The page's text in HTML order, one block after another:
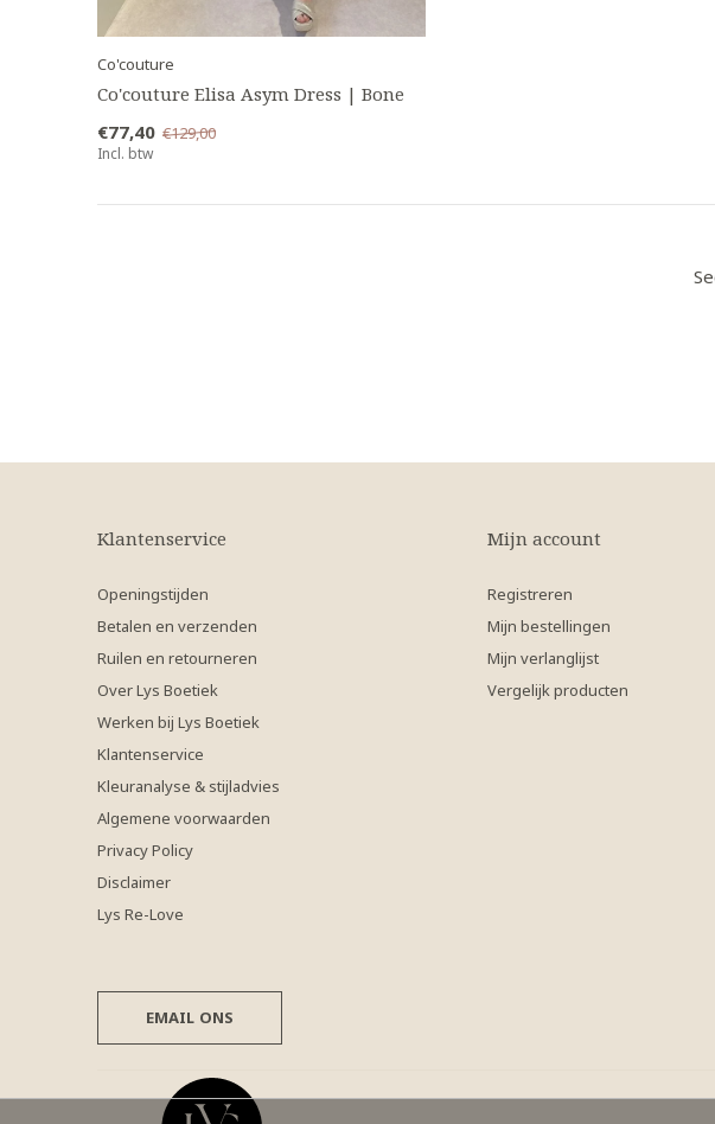
Co'couture
Co'couture Elisa Asym Dress | Bone
€77,40 €129,00
Incl. btw
Klantenservice
Openingstijden
Betalen en verzenden
Ruilen en retourneren
Over Lys Boetiek
Werken bij Lys Boetiek
Klantenservice
Kleuranalyse & stijladvies
Algemene voorwaarden
Privacy Policy
Disclaimer
Lys Re-Love
Mijn account
Registreren
Mijn bestellingen
Mijn verlanglijst
Vergelijk producten
EMAIL ONS